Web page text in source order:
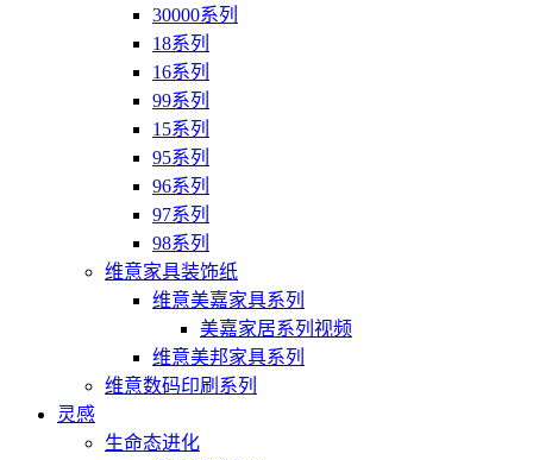
30000系列
18系列
16系列
99系列
15系列
95系列
96系列
97系列
98系列
维意家具装饰纸
维意美嘉家具系列
美嘉家居系列视频
维意美邦家具系列
维意数码印刷系列
灵感
生命态进化